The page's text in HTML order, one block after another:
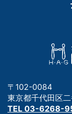
〒102-0084
東京都千代田区
TEL 03-6268-